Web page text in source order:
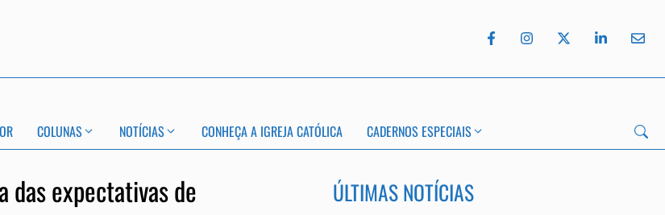
COLUNAS NOTÍCIAS CONHEÇA A IGREJA CATÓLICA CADERNOS ESPECIAIS
das expectativas de
ÚLTIMAS NOTÍCIAS